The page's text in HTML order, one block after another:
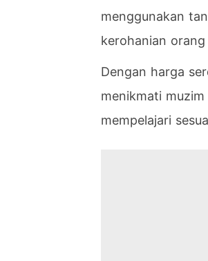
menggunakan
kerohanian orang
Dengan harga
menikmati
mempelajari